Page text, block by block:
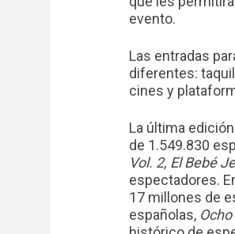
evento.
Las entradas
diferentes:
cines y
La última
de 1.549.830
Vol. 2, El Bebé
espectadores.
17 millones de
españolas,